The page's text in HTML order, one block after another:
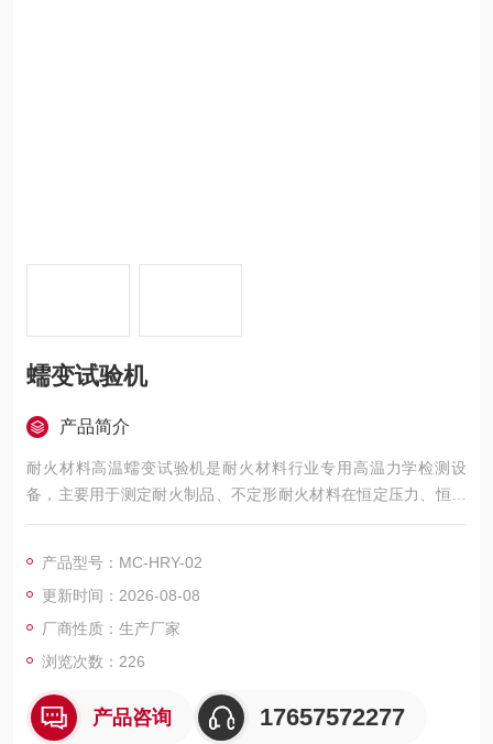
蠕变试验机
产品简介
耐火材料高温蠕变试验机是耐火材料行业专用高温力学检测设
备，主要用于测定耐火制品、不定形耐火材料在恒定压力、恒定
高温长期作用下的压缩蠕变性能，也可一体化完成荷重软化温度
设备。
产品型号：MC-HRY-02
更新时间：2026-08-08
厂商性质：生产厂家
浏览次数：226
产品咨询 17657572277